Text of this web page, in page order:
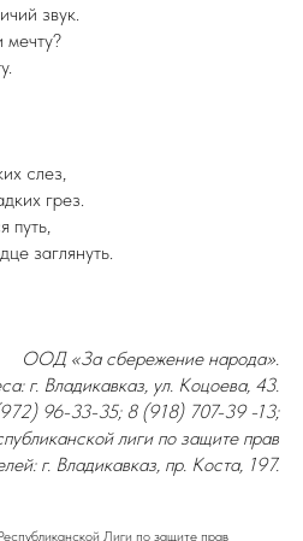
звук.
мечту?
слез,
грез.
путь,
заглянуть.
ООД «За сбережение народа».
г. Владикавказ, ул. Коцоева, 43.
96-33-35; 8 (918) 707-39 -13;
лиги по защите прав
г. Владикавказ, пр. Коста, 197.
Лиги по защите прав